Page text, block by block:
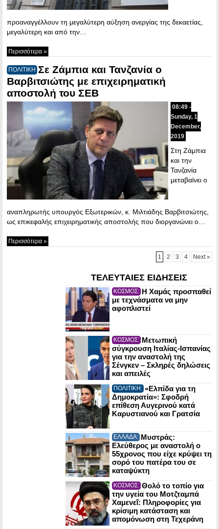
προαναγγέλλουν τη μεγαλύτερη αύξηση ανεργίας της δεκαετίας,
μεγαλύτερη και από την…
Περισσότερα »
ΠΟΛΙΤΙΚΗ Σε Ζάμπια και Τανζανία ο
Βαρβιτσιώτης με επιχειρηματική
αποστολή του ΣΕΒ
08:49 -
Sunday, 1
December,
2019
Στη Ζάμπια
και την
Τανζανία
μεταβαίνει ο
αναπληρωτής υπουργός Εξωτερικών, κ. Μιλτιάδης Βαρβιτσιώτης,
ως επικεφαλής επιχειρηματικής αποστολής που διοργανώνει ο…
Περισσότερα »
1 2 3 4 Next »
ΤΕΛΕΥΤΑΙΕΣ ΕΙΔΗΣΕΙΣ
ΚΟΣΜΟΣ: Η Χαμάς προσπαθεί
με τεχνάσματα να μην
αφοπλιστεί
ΚΟΣΜΟΣ: Μετωπική
σύγκρουση Ιταλίας-Ισπανίας
για την αναστολή της
Σένγκεν – Σκληρές δηλώσεις
και απειλές
ΠΟΛΙΤΙΚΗ: «Ελπίδα για τη
Δημοκρατία»: Σφοδρή
επίθεση Αυγερινού κατά
Καρυστιανού και Γρατσία
ΕΛΛΑΔΑ: Μυστράς:
Ελεύθερος με αναστολή ο
55χρονος που είχε κρύψει τη
σορό του πατέρα του σε
καταψύκτη
ΚΟΣΜΟΣ: Θολό το τοπίο για
την υγεία του Μοτζταμπά
Χαμενεΐ: Πληροφορίες για
κρίσιμη κατάσταση και
απομόνωση στη Τεχεράνη